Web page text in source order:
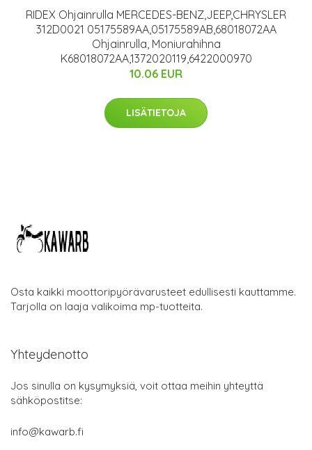
RIDEX Ohjainrulla MERCEDES-BENZ,JEEP,CHRYSLER
312D0021 05175589AA,05175589AB,68018072AA
Ohjainrulla, Moniurahihna
K68018072AA,1372020119,6422000970
10.06 EUR
LISÄTIETOJA
Osta kaikki moottoripyörävarusteet edullisesti kauttamme.
Tarjolla on laaja valikoima mp-tuotteita.
Yhteydenotto
Jos sinulla on kysymyksiä, voit ottaa meihin yhteyttä
sähköpostitse:
info@kawarb.fi